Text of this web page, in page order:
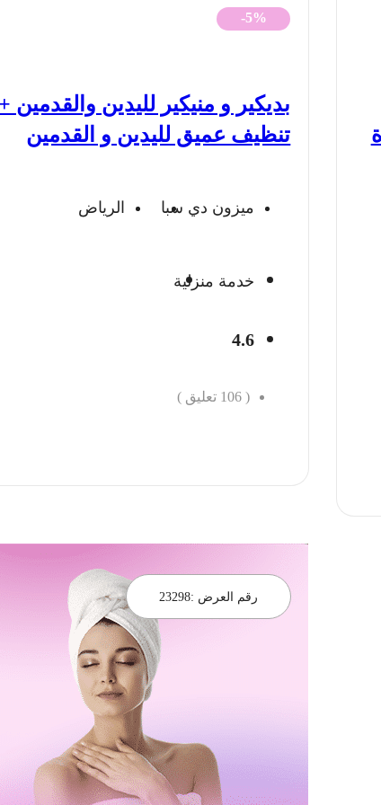
الأصلي
-5%
بديكير و منيكير لليدين والقدمين
تنظيف عميق لليدين و القدمين
ميزون دي سبا الرياض
خدمة منزلية
4.6
(
106 تعليق )
رقم العرض :23298